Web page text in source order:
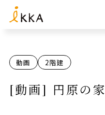
動画 2階建
[動画] 円原の家